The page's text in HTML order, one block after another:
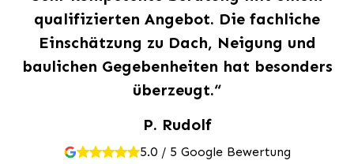
qualifizierten Angebot. Die fachliche
Einschätzung zu Dach, Neigung und
baulichen Gegebenheiten hat besonders
überzeugt.“
P. Rudolf
5.0 / 5 Google Bewertung